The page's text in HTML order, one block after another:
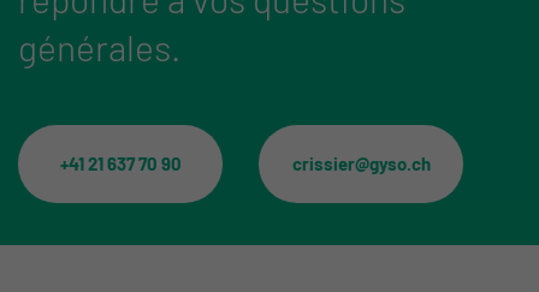
générales.
+41 21 637 70 90 crissier@gyso.ch